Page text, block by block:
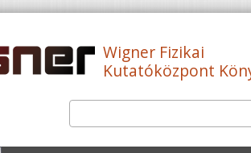
Wigner Fizikai
Kutatóközpont
űrlap